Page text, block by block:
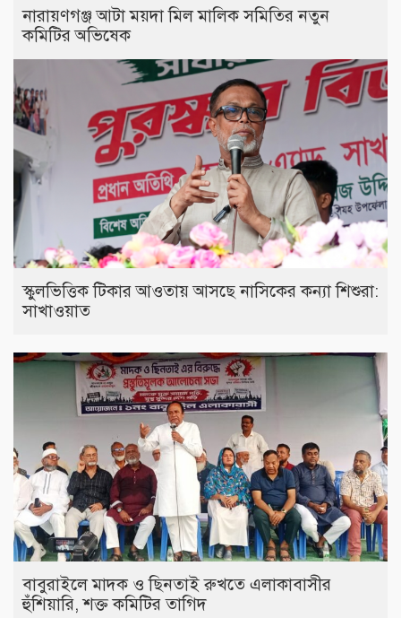
নারায়ণগঞ্জ আটা ময়দা মিল মালিক সমিতির নতুন
কমিটির অভিষেক
স্কুলভিত্তিক টিকার আওতায় আসছে নাসিকের কন্যা শিশুরা:
সাখাওয়াত
বাবুরাইলে মাদক ও ছিনতাই রুখতে এলাকাবাসীর
হুঁশিয়ারি, শক্ত কমিটির তাগিদ